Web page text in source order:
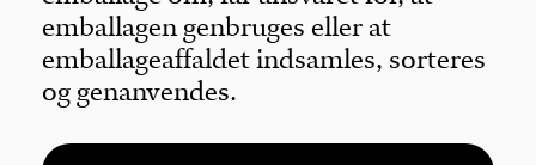
emballagen genbruges eller at
emballageaffaldet indsamles, sorteres
og genanvendes.